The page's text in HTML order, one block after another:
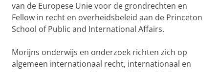
van de Europese Unie voor de grondrechten en
Fellow in recht en overheidsbeleid aan de Princeton
School of Public and International Affairs.
Morijns onderwijs en onderzoek richten zich op
algemeen internationaal recht, internationaal en